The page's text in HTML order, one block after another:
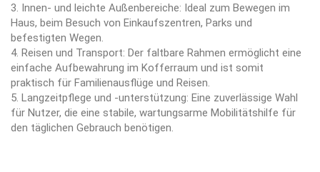
3. Innen- und leichte Außenbereiche: Ideal zum Bewegen im
Haus, beim Besuch von Einkaufszentren, Parks und
befestigten Wegen.
4. Reisen und Transport: Der faltbare Rahmen ermöglicht eine
einfache Aufbewahrung im Kofferraum und ist somit
praktisch für Familienausflüge und Reisen.
5. Langzeitpflege und -unterstützung: Eine zuverlässige Wahl
für Nutzer, die eine stabile, wartungsarme Mobilitätshilfe für
den täglichen Gebrauch benötigen.